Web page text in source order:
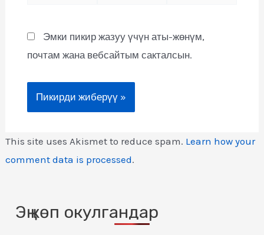
Эмки пикир жазуу үчүн аты-жөнүм,
почтам жана вебсайтым сакталсын.
This site uses Akismet to reduce spam. Learn how your
comment data is processed.
Эң көп окулгандар